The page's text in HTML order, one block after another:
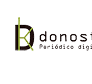
contenido